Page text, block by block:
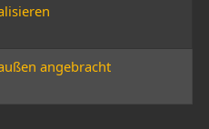
angebracht